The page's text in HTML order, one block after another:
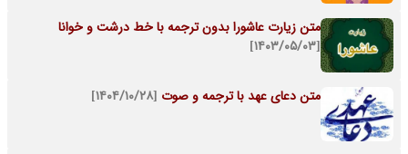
متن زیارت عاشورا بدون ترجمه با خط درشت و خوانا
[۱۴۰۳/۰۵/۰۳]
متن دعای عهد با ترجمه و صوت [۱۴۰۴/۱۰/۲۸]